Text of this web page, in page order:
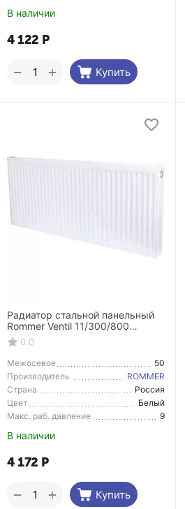
В наличии
4 122 Р
Купить
+
−
Радиатор стальной панельный
Rommer Ventil 11/300/800
нижнее правое подключение
0.0
Межосевое
расстояние
50
Производитель
ROMMER
Страна
Производитель
Россия
Цвет
Белый
Макс. раб. давление
9
В наличии
4 172 Р
Купить
+
−